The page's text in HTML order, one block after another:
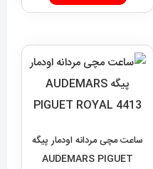
ساعت مچی مردانه اودمار پیگه
AUDEMARS PIGUET